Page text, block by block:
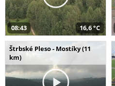
08:43 16,6 °C
Štrbské Pleso - Mostíky (11
km)